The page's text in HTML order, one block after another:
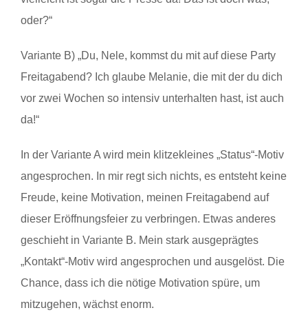
oder?“
Variante B) „Du, Nele, kommst du mit auf diese Party
Freitagabend? Ich glaube Melanie, die mit der du dich
vor zwei Wochen so intensiv unterhalten hast, ist auch
da!“
In der Variante A wird mein klitzekleines „Status“-Motiv
angesprochen. In mir regt sich nichts, es entsteht keine
Freude, keine Motivation, meinen Freitagabend auf
dieser Eröffnungsfeier zu verbringen. Etwas anderes
geschieht in Variante B. Mein stark ausgeprägtes
„Kontakt“-Motiv wird angesprochen und ausgelöst. Die
Chance, dass ich die nötige Motivation spüre, um
mitzugehen, wächst enorm.